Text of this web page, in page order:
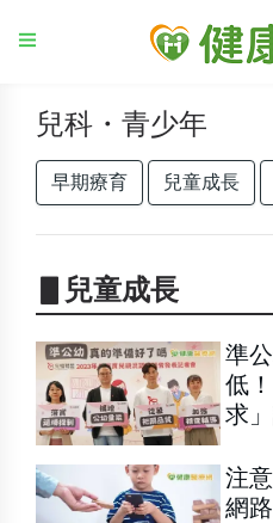
兒科・青少年
早期療育 兒童成長
▋兒童成長
準
低
求
注
網